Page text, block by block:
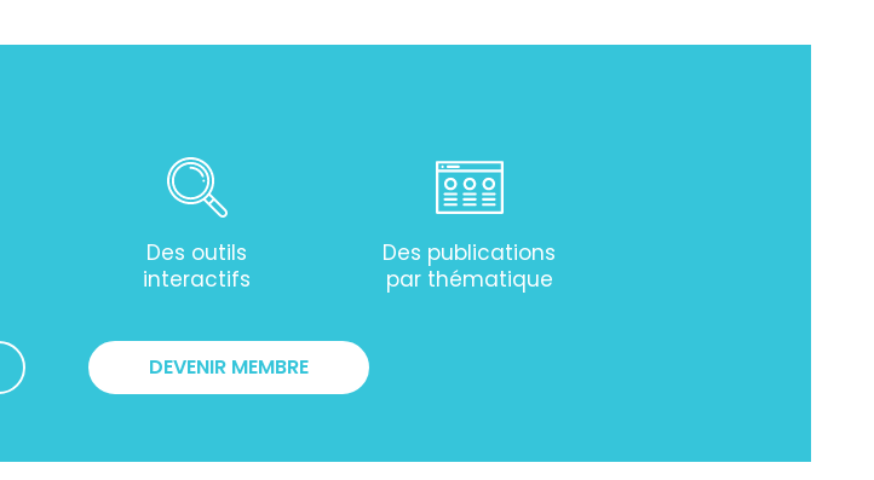
Des outils
interactifs
Des publications
par thématique
DEVENIR MEMBRE